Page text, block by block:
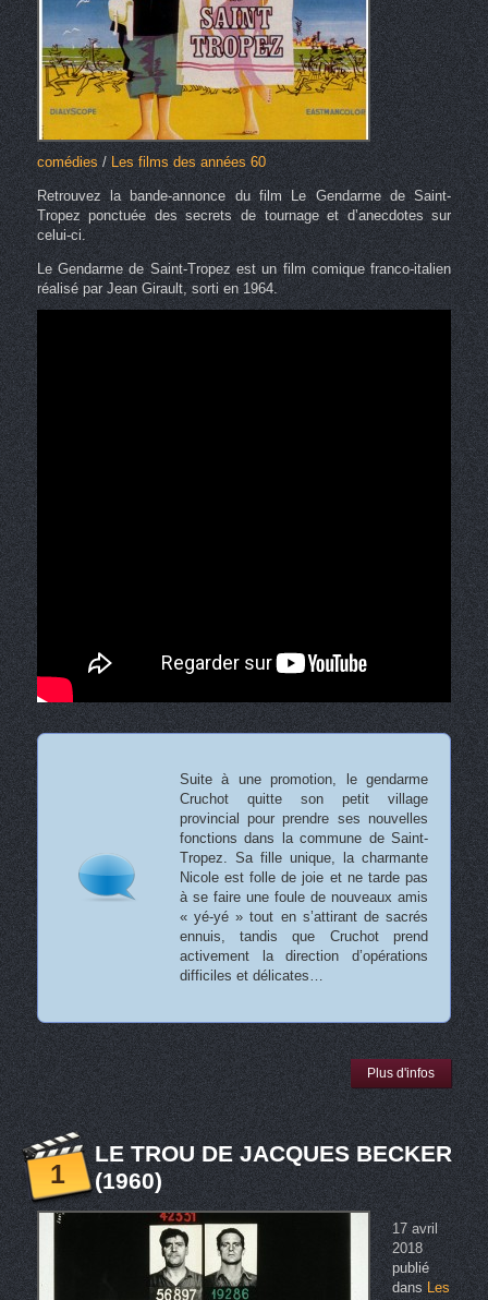
comédies/ Les films des années 60
Retrouvez la bande-annonce du film Le Gendarme de Saint-
Tropez ponctuée des secrets de tournage et d’anecdotes sur
celui-ci.
Le Gendarme de Saint-Tropez est un film comique franco-italien
réalisé par Jean Girault, sorti en 1964.
Suite à une promotion, le gendarme
Cruchot quitte son petit village
provincial pour prendre ses nouvelles
fonctions dans la commune de Saint-
Tropez. Sa fille unique, la charmante
Nicole est folle de joie et ne tarde pas
à se faire une foule de nouveaux amis
« yé-yé » tout en s’attirant de sacrés
ennuis, tandis que Cruchot prend
activement la direction d’opérations
difficiles et délicates…
Plus d'infos
1
LE TROU DE JACQUES BECKER
(1960)
17 avril
2018
publié
dans Les